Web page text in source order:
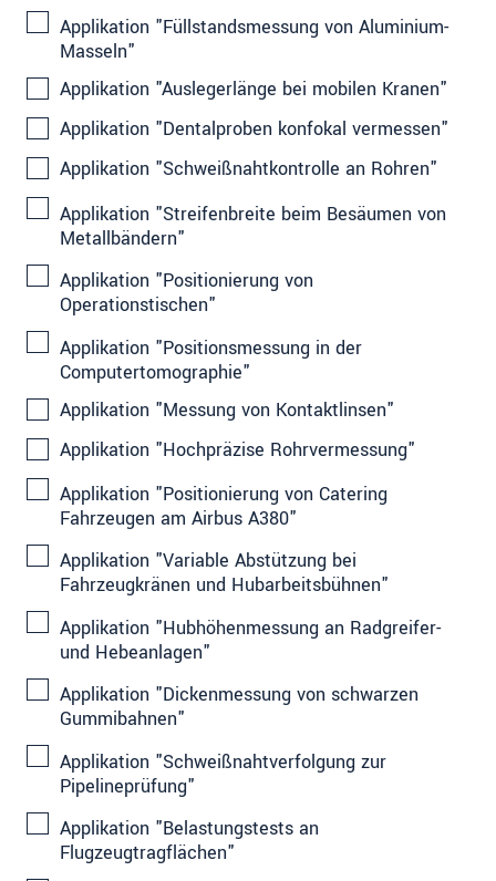
Applikation "Füllstandsmessung von Aluminium-
Masseln"
Applikation "Auslegerlänge bei mobilen Kranen"
Applikation "Dentalproben konfokal vermessen"
Applikation "Schweißnahtkontrolle an Rohren"
Applikation "Streifenbreite beim Besäumen von
Metallbändern"
Applikation "Positionierung von
Operationstischen"
Applikation "Positionsmessung in der
Computertomographie"
Applikation "Messung von Kontaktlinsen"
Applikation "Hochpräzise Rohrvermessung"
Applikation "Positionierung von Catering
Fahrzeugen am Airbus A380"
Applikation "Variable Abstützung bei
Fahrzeugkränen und Hubarbeitsbühnen"
Applikation "Hubhöhenmessung an Radgreifer-
und Hebeanlagen"
Applikation "Dickenmessung von schwarzen
Gummibahnen"
Applikation "Schweißnahtverfolgung zur
Pipelineprüfung"
Applikation "Belastungstests an
Flugzeugtragflächen"